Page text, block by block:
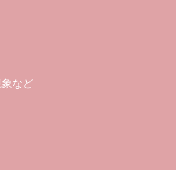
など